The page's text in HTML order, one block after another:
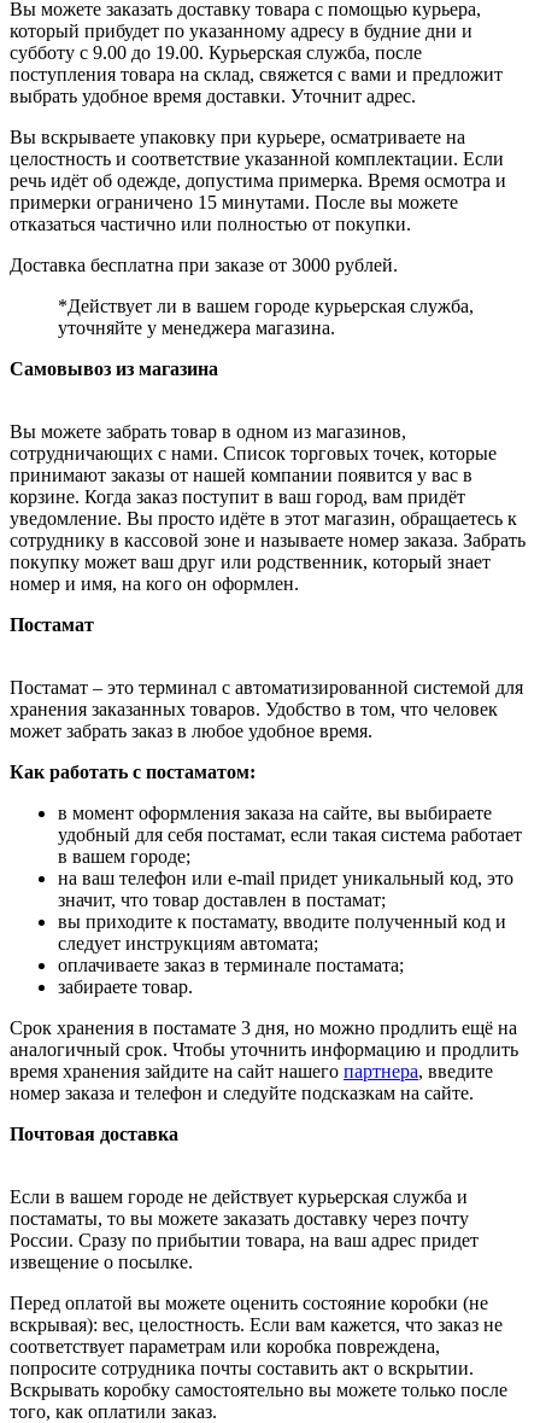
Вы можете заказать доставку товара с помощью курьера,
который прибудет по указанному адресу в будние дни и
субботу с 9.00 до 19.00. Курьерская служба, после
поступления товара на склад, свяжется с вами и предложит
выбрать удобное время доставки. Уточнит адрес.
Вы вскрываете упаковку при курьере, осматриваете на
целостность и соответствие указанной комплектации. Если
речь идёт об одежде, допустима примерка. Время осмотра и
примерки ограничено 15 минутами. После вы можете
отказаться частично или полностью от покупки.
Доставка бесплатна при заказе от 3000 рублей.
*Действует ли в вашем городе курьерская служба,
уточняйте у менеджера магазина.
Самовывоз из магазина
Вы можете забрать товар в одном из магазинов,
сотрудничающих с нами. Список торговых точек, которые
принимают заказы от нашей компании появится у вас в
корзине. Когда заказ поступит в ваш город, вам придёт
уведомление. Вы просто идёте в этот магазин, обращаетесь к
сотруднику в кассовой зоне и называете номер заказа. Забрать
покупку может ваш друг или родственник, который знает
номер и имя, на кого он оформлен.
Постамат
Постамат – это терминал с автоматизированной системой для
хранения заказанных товаров. Удобство в том, что человек
может забрать заказ в любое удобное время.
Как работать с постаматом:
в момент оформления заказа на сайте, вы выбираете
удобный для себя постамат, если такая система работает
в вашем городе;
на ваш телефон или e-mail придет уникальный код, это
значит, что товар доставлен в постамат;
вы приходите к постамату, вводите полученный код и
следует инструкциям автомата;
оплачиваете заказ в терминале постамата;
забираете товар.
Срок хранения в постамате 3 дня, но можно продлить ещё на
аналогичный срок. Чтобы уточнить информацию и продлить
время хранения зайдите на сайт нашего партнера, введите
номер заказа и телефон и следуйте подсказкам на сайте.
Почтовая доставка
Если в вашем городе не действует курьерская служба и
постаматы, то вы можете заказать доставку через почту
России. Сразу по прибытии товара, на ваш адрес придет
извещение о посылке.
Перед оплатой вы можете оценить состояние коробки (не
вскрывая): вес, целостность. Если вам кажется, что заказ не
соответствует параметрам или коробка повреждена,
попросите сотрудника почты составить акт о вскрытии.
Вскрывать коробку самостоятельно вы можете только после
того, как оплатили заказ.